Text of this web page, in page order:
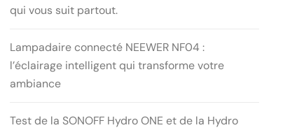
qui vous suit partout.
Lampadaire connecté NEEWER NF04 :
l’éclairage intelligent qui transforme votre
ambiance
Test de la SONOFF Hydro ONE et de la Hydro